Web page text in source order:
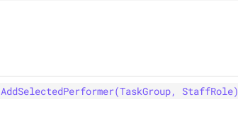
AddSelectedPerformer(TaskGroup, StaffRole)